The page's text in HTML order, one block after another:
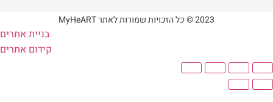
2023 © כל הזכויות שמורות לאתר MyHeART
בניית אתרים
קידום אתרים